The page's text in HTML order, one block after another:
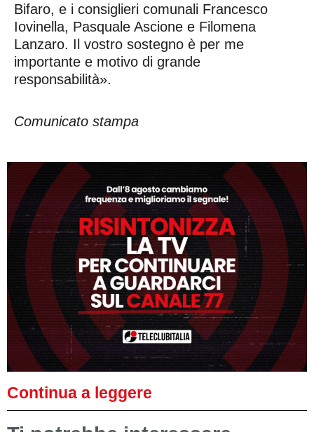
Bifaro, e i consiglieri comunali Francesco
Iovinella, Pasquale Ascione e Filomena
Lanzaro. Il vostro sostegno è per me
importante e motivo di grande
responsabilità».
Comunicato stampa
Continua a leggere